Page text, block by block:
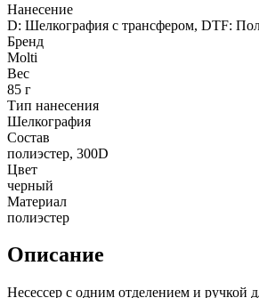
Нанесение
D: Шелкография с трансфером, DTF:
Бренд
Molti
Вес
85 г
Тип нанесения
Шелкография
Состав
полиэстер, 300D
Цвет
черный
Материал
полиэстер
Описание
Несессер с одним отделением и ручкой